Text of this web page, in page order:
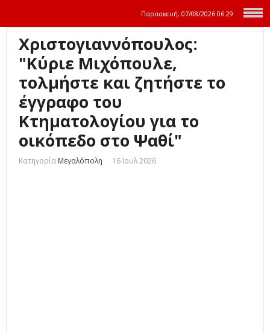
Παρασκευή, 07/08/2026 06:29
Χριστογιαννόπουλος:
"Κύριε Μιχόπουλε,
τολμήστε και ζητήστε το
έγγραφο του
Κτηματολογίου για το
οικόπεδο στο Ψαθί"
Κατηγορία Μεγαλόπολη 16 Ιουλ 2026